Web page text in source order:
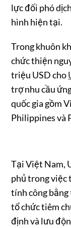
lực đối phó
hình hiện tại.
Trong khuôn
chức thiện
triệu USD cho
trợ nhu cầu
quốc gia gồm
Philippines và
Tại Việt Nam,
phủ trong việc
tính công bằng
tổ chức tiêm
định và lưu